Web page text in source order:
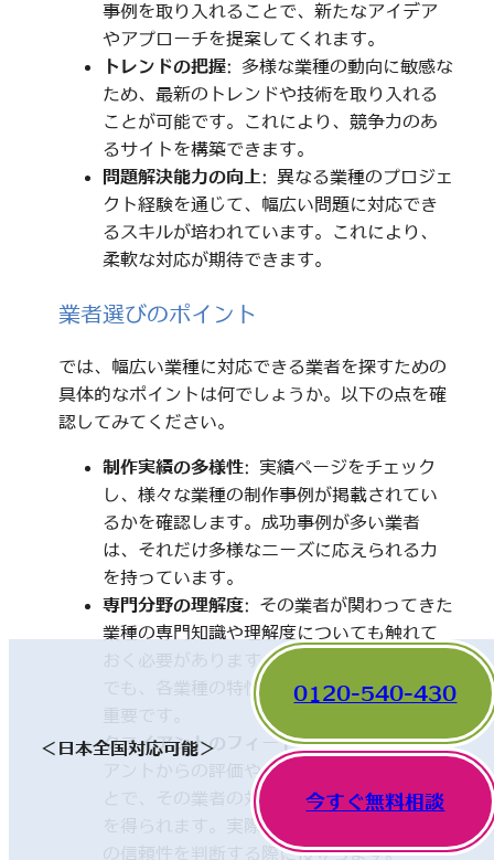
事例を取り入れることで、新たなアイデア
やアプローチを提案してくれます。
トレンドの把握: 多様な業種の動向に敏感な
ため、最新のトレンドや技術を取り入れる
ことが可能です。これにより、競争力のあ
るサイトを構築できます。
問題解決能力の向上: 異なる業種のプロジェ
クト経験を通じて、幅広い問題に対応でき
るスキルが培われています。これにより、
柔軟な対応が期待できます。
業者選びのポイント
では、幅広い業種に対応できる業者を探すための
具体的なポイントは何でしょうか。以下の点を確
認してみてください。
制作実績の多様性: 実績ページをチェック
し、様々な業種の制作事例が掲載されてい
るかを確認します。成功事例が多い業者
は、それだけ多様なニーズに応えられる力
を持っています。
専門分野の理解度: その業者が関わってきた
業種の専門知識や理解度についても触れて
おく必要があります。一見、異なった分野
でも、各業種の特性を理解していることが
クライアントのフィードバック: 他のクライ
アントからの評価やレビューを確認するこ
とで、その業者の対応や成果に関する情報
を得られます。実際の利用者の声は、業者
の信頼性を判断する際に役立ちます。
＜日本全国対応可能＞
0120-540-430
今すぐ無料相談